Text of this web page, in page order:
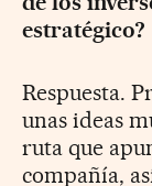
estratégico?
Respuesta.
unas ideas
ruta que
compañía,